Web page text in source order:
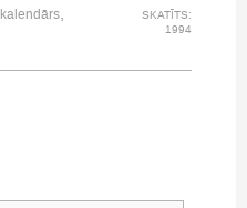
kalendārs,
SKATĪTS:
1994